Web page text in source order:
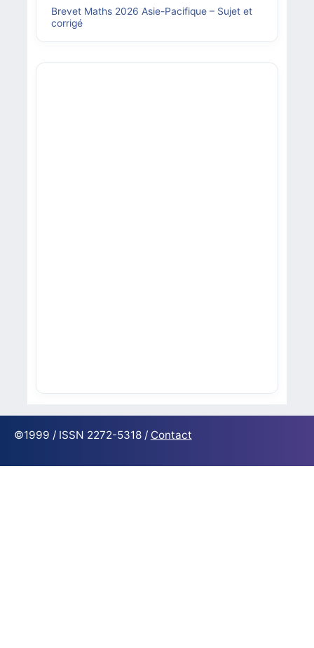
Brevet Maths 2026 Asie-Pacifique – Sujet et
corrigé
©1999 / ISSN 2272-5318 / Contact